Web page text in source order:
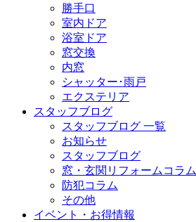
勝手口
室内ドア
浴室ドア
窓交換
内窓
シャッター･雨戸
エクステリア
スタッフブログ
スタッフブログ 一覧
お知らせ
スタッフブログ
窓・玄関リフォームコラム
防犯コラム
その他
イベント・お得情報